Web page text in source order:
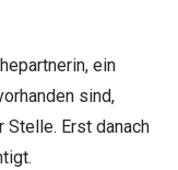
ein
sind,
Erst danach